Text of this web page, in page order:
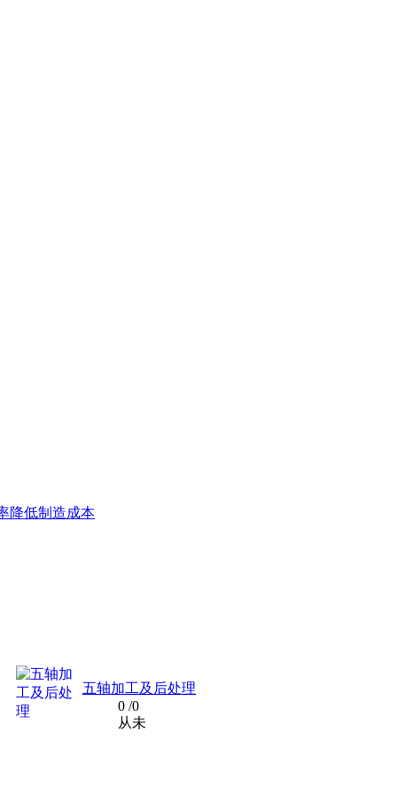
降低制造成本
五轴加工及后处理
0 /0
从未